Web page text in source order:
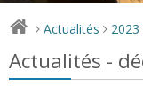
> Actualités > 2023
Actualités -